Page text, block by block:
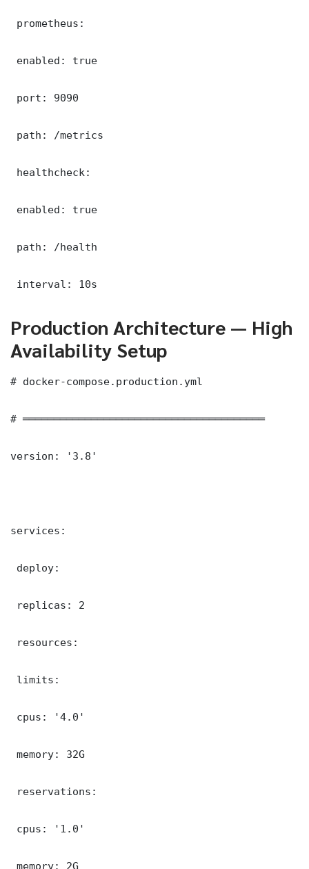
prometheus:
enabled: true
port: 9090
path: /metrics
healthcheck:
enabled: true
path: /health
interval: 10s
Production Architecture — High
Availability Setup
# docker-compose.production.yml
# ═══════════════════════════════════════
version: '3.8'
services:
deploy:
replicas: 2
resources:
limits:
cpus: '4.0'
memory: 32G
reservations:
cpus: '1.0'
memory: 2G